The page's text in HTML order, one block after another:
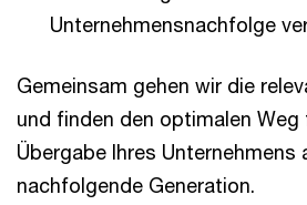
Unternehmensnachfolge
Gemeinsam gehen wir die
und finden den optimalen
Übergabe Ihres Unternehmens
nachfolgende Generation.